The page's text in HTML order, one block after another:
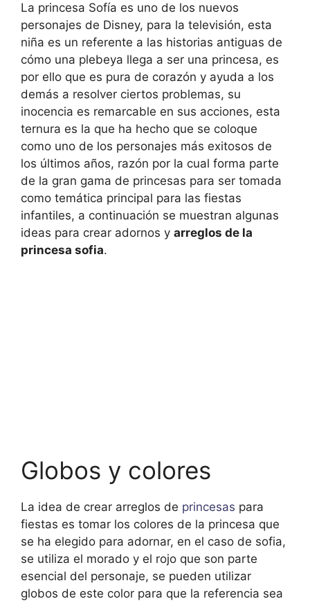
La princesa Sofía es uno de los nuevos
personajes de Disney, para la televisión, esta
niña es un referente a las historias antiguas de
cómo una plebeya llega a ser una princesa, es
por ello que es pura de corazón y ayuda a los
demás a resolver ciertos problemas, su
inocencia es remarcable en sus acciones, esta
ternura es la que ha hecho que se coloque
como uno de los personajes más exitosos de
los últimos años, razón por la cual forma parte
de la gran gama de princesas para ser tomada
como temática principal para las fiestas
infantiles, a continuación se muestran algunas
ideas para crear adornos y arreglos de la
princesa sofia.
Globos y colores
La idea de crear arreglos de princesas para
fiestas es tomar los colores de la princesa que
se ha elegido para adornar, en el caso de sofia,
se utiliza el morado y el rojo que son parte
esencial del personaje, se pueden utilizar
globos de este color para que la referencia sea